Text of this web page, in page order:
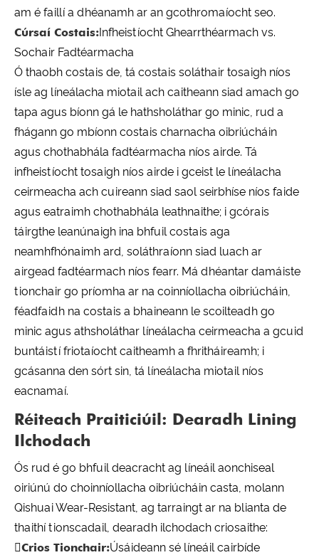
am é faillí a dhéanamh ar an gcothromaíocht seo.
Cúrsaí Costais:Infheistíocht Ghearrthéarmach vs.
Sochair Fadtéarmacha
Ó thaobh costais de, tá costais soláthair tosaigh níos
ísle ag líneálacha miotail ach caitheann siad amach go
tapa agus bíonn gá le hathsholáthar go minic, rud a
fhágann go mbíonn costais charnacha oibriúcháin
agus chothabhála fadtéarmacha níos airde. Tá
infheistíocht tosaigh níos airde i gceist le líneálacha
ceirmeacha ach cuireann siad saol seirbhíse níos faide
agus eatraimh chothabhála leathnaithe; i gcórais
táirgthe leanúnaigh ina bhfuil costais aga
neamhfhónaimh ard, soláthraíonn siad luach ar
airgead fadtéarmach níos fearr. Má dhéantar damáiste
tionchair go príomha ar na coinníollacha oibriúcháin,
féadfaidh na costais a bhaineann le scoilteadh go
minic agus athsholáthar líneálacha ceirmeacha a gcuid
buntáistí friotaíocht caitheamh a fhritháireamh; i
gcásanna den sórt sin, tá líneálacha miotail níos
eacnamaí.
Réiteach Praiticiúil: Dearadh Lining
Ilchodach
Ós rud é go bhfuil deacracht ag líneáil aonchiseal
oiriúnú do choinníollacha oibriúcháin casta, molann
Qishuai Wear-Resistant, ag tarraingt ar na blianta de
thaithí tionscadail, dearadh ilchodach criosaithe:
Crios Tionchair:Úsáideann sé líneáil cairbíde